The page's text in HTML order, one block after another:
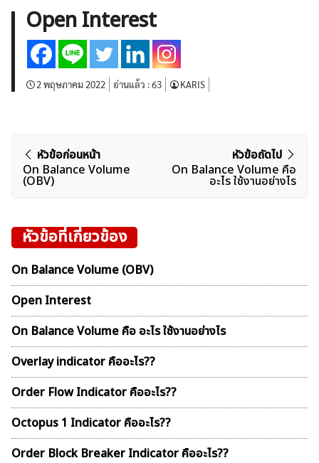
ค้นหา
สำหรับ:
ค้นหา
สำหรับ:
Open Interest
2 พฤษภาคม 2022 อ่านแล้ว :63 KARIS
แนะแนว
เรื่อง
หัวข้อก่อนหน้า
On Balance Volume
(OBV)
หัวข้อถัดไป
On Balance Volume คือ
อะไร ใช้งานอย่างไร
หัวข้อที่เกี่ยวข้อง
On Balance Volume (OBV)
Open Interest
On Balance Volume คือ อะไร ใช้งานอย่างไร
Overlay indicator คืออะไร??
Order Flow Indicator คืออะไร??
Octopus 1 Indicator คืออะไร??
Order Block Breaker Indicator คืออะไร??